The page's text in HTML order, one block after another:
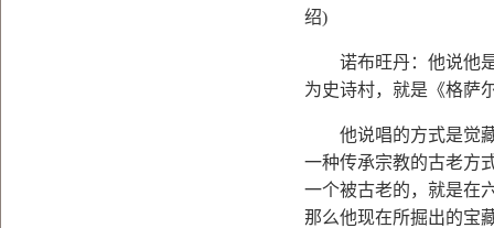
绍)
诺布旺丹：他说他是
为史诗村，就是《格萨
他说唱的方式是觉藏
一种传承宗教的古老方
一个被古老的，就是在
那么他现在所掘出的宝